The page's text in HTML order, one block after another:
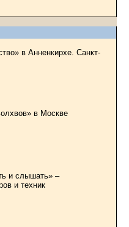
в Анненкирхе. Санкт-
в Москве
и слышать» –
и техник